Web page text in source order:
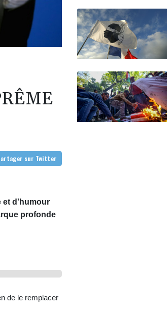
sur Twitter
et d'humour
profonde
de le remplacer